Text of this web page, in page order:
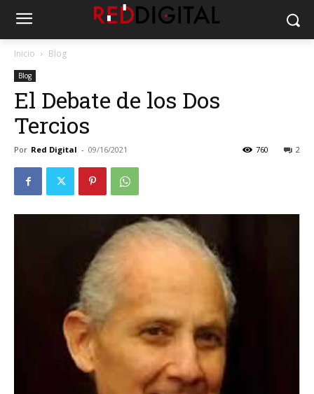
Inicio Blog
Blog
El Debate de los Dos
Tercios
Por Red Digital - 09/16/2021 2
760